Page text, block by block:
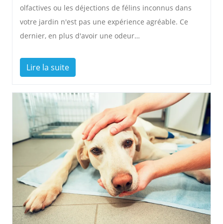
olfactives ou les déjections de félins inconnus dans
votre jardin n'est pas une expérience agréable. Ce
dernier, en plus d'avoir une odeur…
Lire la suite